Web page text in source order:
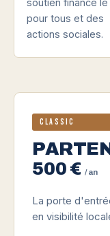
soutien finance
pour tous et des
actions sociales.
Classic
500 € / an
La porte
en visibilité